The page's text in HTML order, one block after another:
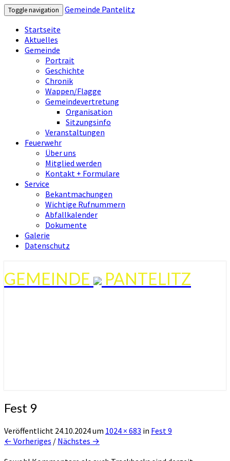
Toggle navigation
Gemeinde Pantelitz
Startseite
Aktuelles
Gemeinde
Portrait
Geschichte
Chronik
Wappen/Flagge
Gemeindevertretung
Organisation
Sitzungsinfo
Veranstaltungen
Feuerwehr
Über uns
Mitglied werden
Kontakt + Formulare
Service
Bekantmachungen
Wichtige Rufnummern
Abfallkalender
Dokumente
Galerie
Datenschutz
GEMEINDE PANTELITZ
Fest 9
Veröffentlicht 24.10.2024um 1024 × 683 in Fest 9
← Vorheriges / Nächstes →